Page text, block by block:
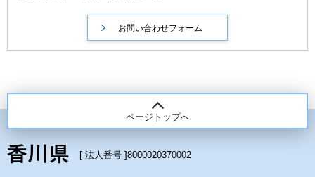
ページトップへ
[ 法人番号 ]8000020370002